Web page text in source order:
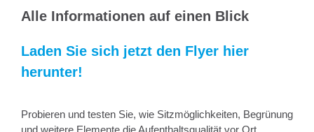
Alle Informationen auf einen Blick
Laden Sie sich jetzt den Flyer hier
herunter!
Probieren und testen Sie, wie Sitzmöglichkeiten, Begrünung
und weitere Elemente die Aufenthaltsqualität vor Ort